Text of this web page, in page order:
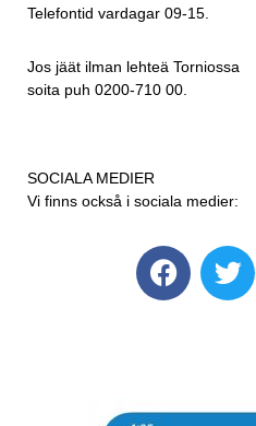
Telefontid vardagar 09-15.
Jos jäät ilman lehteä Torniossa
soita puh 0200-710 00.
SOCIALA MEDIER
Vi finns också i sociala medier: